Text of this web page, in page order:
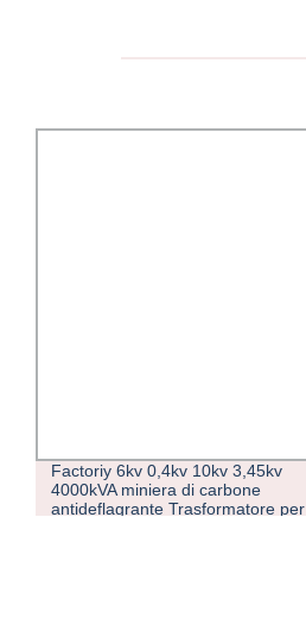
Factoriy 6kv 0,4kv 10kv 3,45kv
4000kVA miniera di carbone
antideflagrante Trasformatore per